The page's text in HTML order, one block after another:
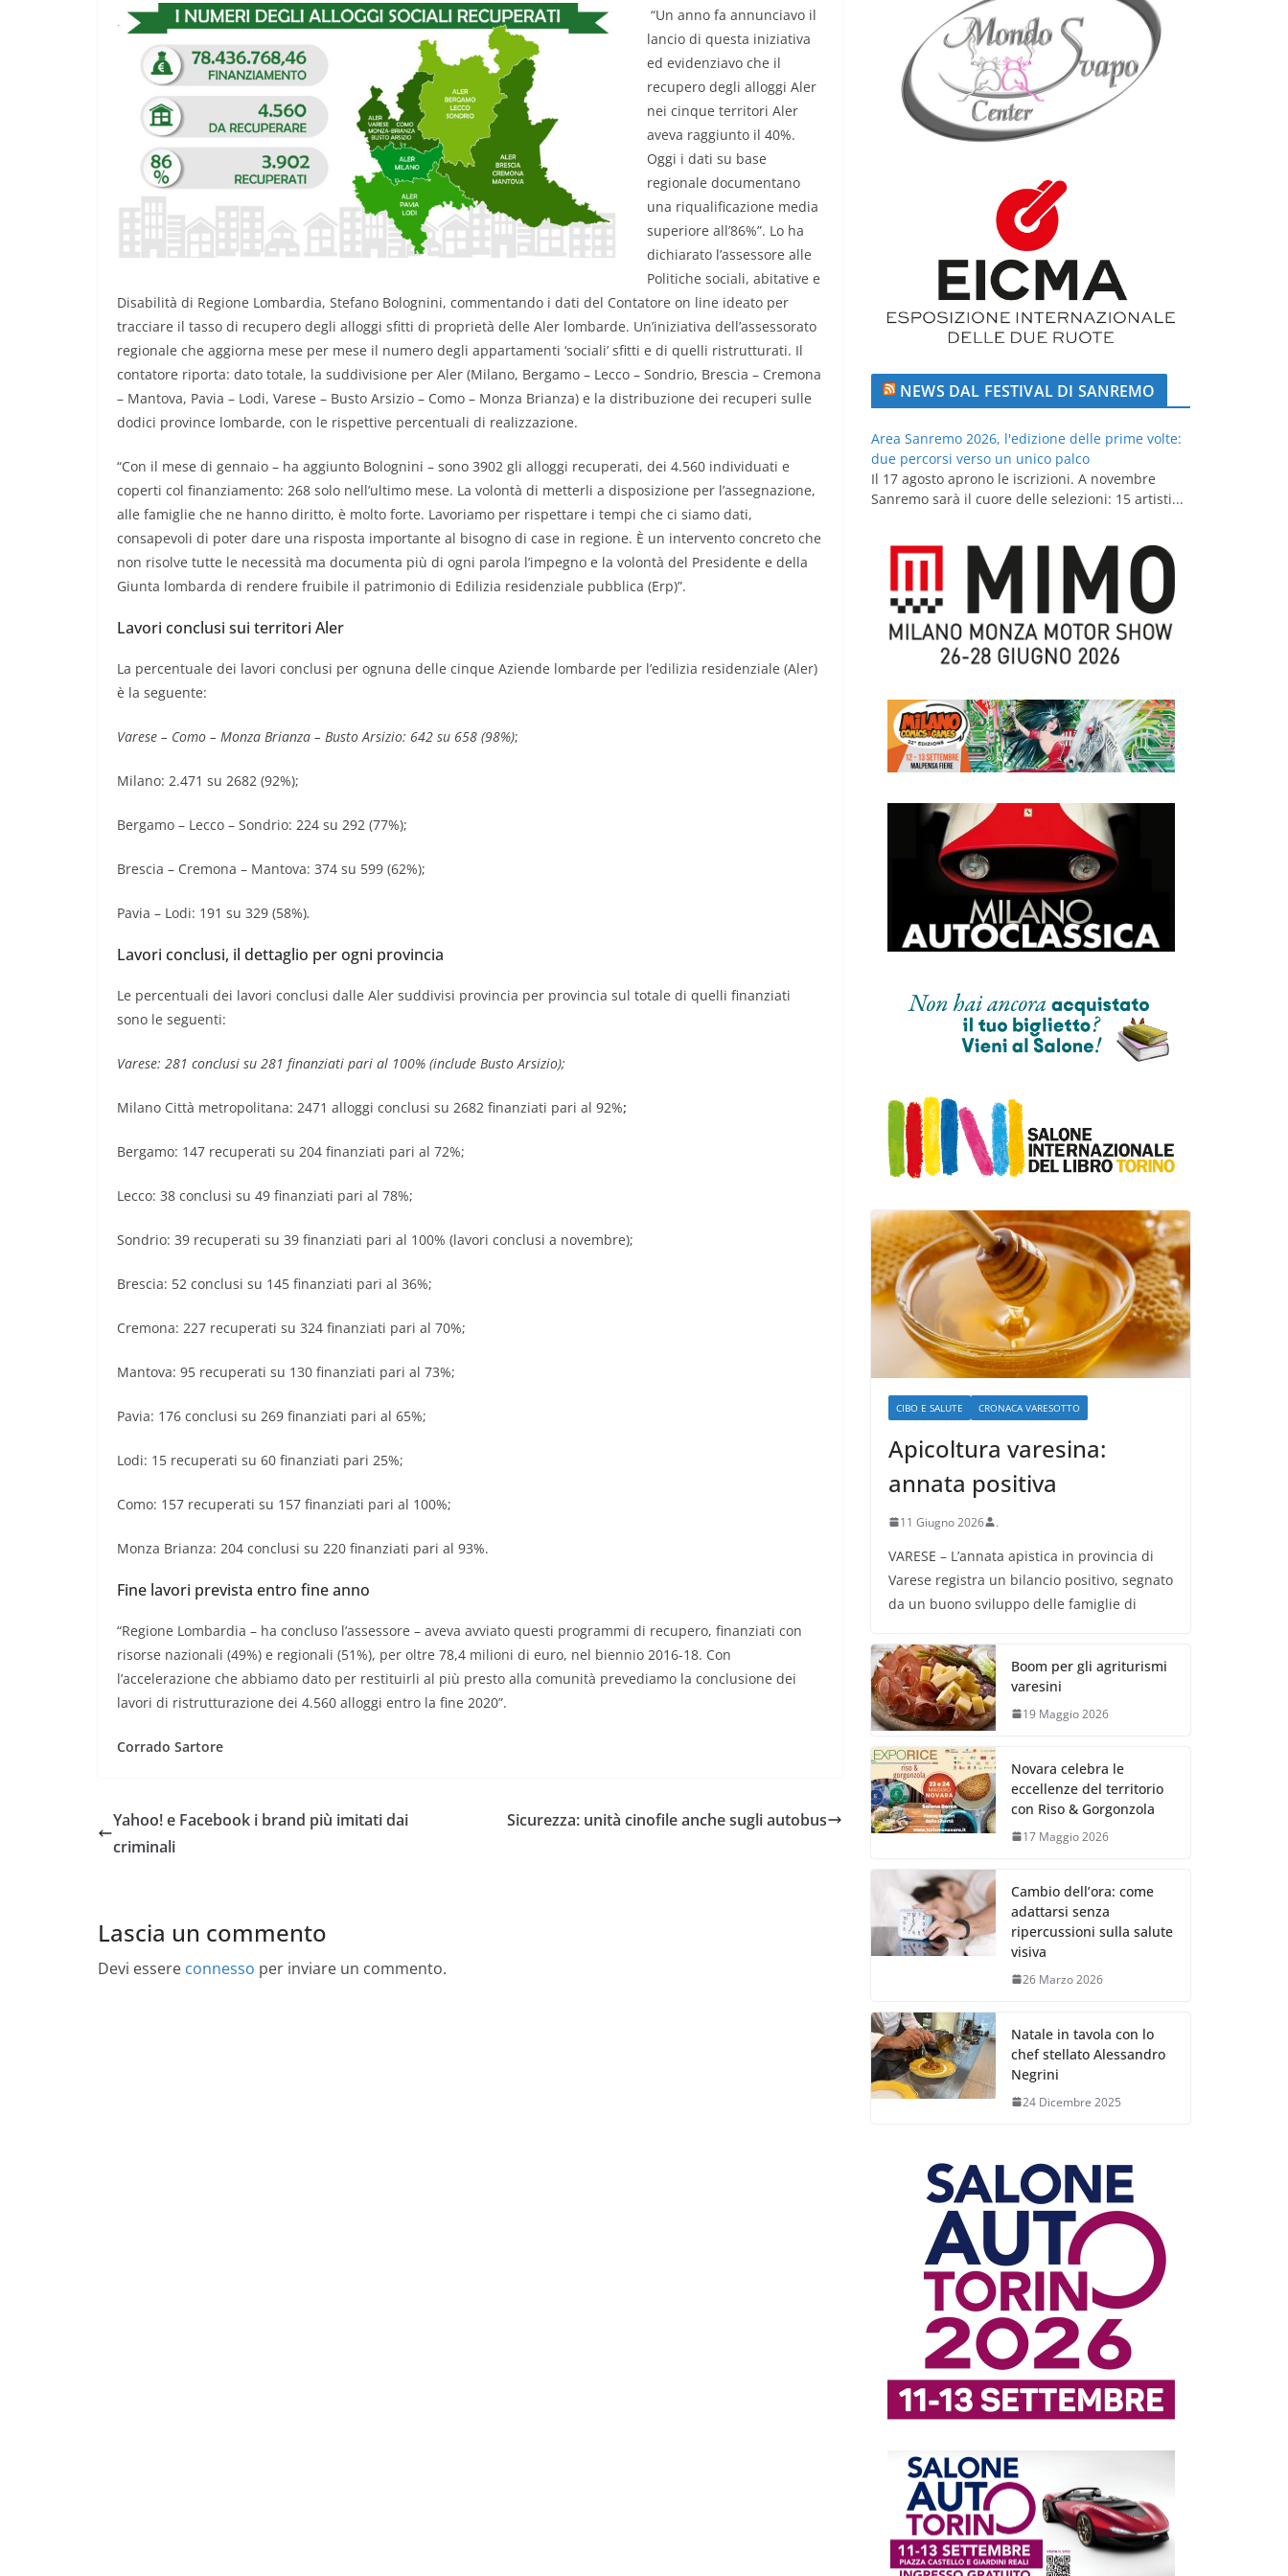
“Un anno fa annunciavo il
lancio di questa iniziativa
ed evidenziavo che il
recupero degli alloggi Aler
nei cinque territori Aler
aveva raggiunto il 40%.
Oggi i dati su base
regionale documentano
una riqualificazione media
superiore all’86%”. Lo ha
dichiarato l’assessore alle
Politiche sociali, abitative e
Disabilità di Regione Lombardia, Stefano Bolognini, commentando i dati del Contatore on line ideato per
tracciare il tasso di recupero degli alloggi sfitti di proprietà delle Aler lombarde. Un’iniziativa dell’assessorato
regionale che aggiorna mese per mese il numero degli appartamenti ‘sociali’ sfitti e di quelli ristrutturati. Il
contatore riporta: dato totale, la suddivisione per Aler (Milano, Bergamo – Lecco – Sondrio, Brescia – Cremona
– Mantova, Pavia – Lodi, Varese – Busto Arsizio – Como – Monza Brianza) e la distribuzione dei recuperi sulle
dodici province lombarde, con le rispettive percentuali di realizzazione.
“Con il mese di gennaio – ha aggiunto Bolognini – sono 3902 gli alloggi recuperati, dei 4.560 individuati e
coperti col finanziamento: 268 solo nell’ultimo mese. La volontà di metterli a disposizione per l’assegnazione,
alle famiglie che ne hanno diritto, è molto forte. Lavoriamo per rispettare i tempi che ci siamo dati,
consapevoli di poter dare una risposta importante al bisogno di case in regione. È un intervento concreto che
non risolve tutte le necessità ma documenta più di ogni parola l’impegno e la volontà del Presidente e della
Giunta lombarda di rendere fruibile il patrimonio di Edilizia residenziale pubblica (Erp)”.
Lavori conclusi sui territori Aler
La percentuale dei lavori conclusi per ognuna delle cinque Aziende lombarde per l’edilizia residenziale (Aler)
è la seguente:
Varese – Como – Monza Brianza – Busto Arsizio: 642 su 658 (98%);
Milano: 2.471 su 2682 (92%);
Bergamo – Lecco – Sondrio: 224 su 292 (77%);
Brescia – Cremona – Mantova: 374 su 599 (62%);
Pavia – Lodi: 191 su 329 (58%).
Lavori conclusi, il dettaglio per ogni provincia
Le percentuali dei lavori conclusi dalle Aler suddivisi provincia per provincia sul totale di quelli finanziati
sono le seguenti:
Varese: 281 conclusi su 281 finanziati pari al 100% (include Busto Arsizio);
Milano Città metropolitana: 2471 alloggi conclusi su 2682 finanziati pari al 92%;
Bergamo: 147 recuperati su 204 finanziati pari al 72%;
Lecco: 38 conclusi su 49 finanziati pari al 78%;
Sondrio: 39 recuperati su 39 finanziati pari al 100% (lavori conclusi a novembre);
Brescia: 52 conclusi su 145 finanziati pari al 36%;
Cremona: 227 recuperati su 324 finanziati pari al 70%;
Mantova: 95 recuperati su 130 finanziati pari al 73%;
Pavia: 176 conclusi su 269 finanziati pari al 65%;
Lodi: 15 recuperati su 60 finanziati pari 25%;
Como: 157 recuperati su 157 finanziati pari al 100%;
Monza Brianza: 204 conclusi su 220 finanziati pari al 93%.
Fine lavori prevista entro fine anno
“Regione Lombardia – ha concluso l’assessore – aveva avviato questi programmi di recupero, finanziati con
risorse nazionali (49%) e regionali (51%), per oltre 78,4 milioni di euro, nel biennio 2016-18. Con
l’accelerazione che abbiamo dato per restituirli al più presto alla comunità prevediamo la conclusione dei
lavori di ristrutturazione dei 4.560 alloggi entro la fine 2020”.
Corrado Sartore
Yahoo! e Facebook i brand più imitati dai
criminali
Sicurezza: unità cinofile anche sugli autobus
Lascia un commento
Devi essere connesso per inviare un commento.
NEWS DAL FESTIVAL DI SANREMO
Area Sanremo 2026, l'edizione delle prime volte:
due percorsi verso un unico palco
Il 17 agosto aprono le iscrizioni. A novembre
Sanremo sarà il cuore delle selezioni: 15 artisti...
CIBO E SALUTE CRONACA VARESOTTO
Apicoltura varesina:
annata positiva
11 Giugno 2026 .
VARESE – L’annata apistica in provincia di
Varese registra un bilancio positivo, segnato
da un buono sviluppo delle famiglie di
Boom per gli agriturismi
varesini
19 Maggio 2026
Novara celebra le
eccellenze del territorio
con Riso & Gorgonzola
17 Maggio 2026
Cambio dell’ora: come
adattarsi senza
ripercussioni sulla salute
visiva
26 Marzo 2026
Natale in tavola con lo
chef stellato Alessandro
Negrini
24 Dicembre 2025